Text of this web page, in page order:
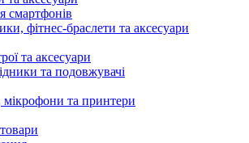
смартфонів
фітнес-браслети та аксесуари
та аксесуари
та подовжувачі
та принтери